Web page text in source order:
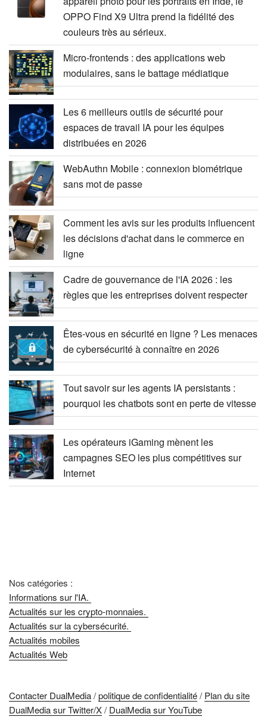
OPPO Find X9 Ultra prend la fidélité des
couleurs très au sérieux.
Micro-frontends : des applications web
modulaires, sans le battage médiatique
Les 6 meilleurs outils de sécurité pour
espaces de travail IA pour les équipes
distribuées en 2026
WebAuthn Mobile : connexion biométrique
sans mot de passe
Comment les avis sur les produits influencent
les décisions d'achat dans le commerce en
ligne
Cadre de gouvernance de l'IA 2026 : les
règles que les entreprises doivent respecter
Êtes-vous en sécurité en ligne ? Les menaces
de cybersécurité à connaître en 2026
Tout savoir sur les agents IA persistants :
pourquoi les chatbots sont en perte de vitesse
Les opérateurs iGaming mènent les
campagnes SEO les plus compétitives sur
Internet
Nos catégories :
Informations sur l'IA.
Actualités sur les crypto-monnaies.
Actualités sur la cybersécurité.
Actualités mobiles
Actualités Web
Contacter DualMedia/politique de confidentialité/ Plan du site
DualMedia sur Twitter/X/ DualMedia sur YouTube